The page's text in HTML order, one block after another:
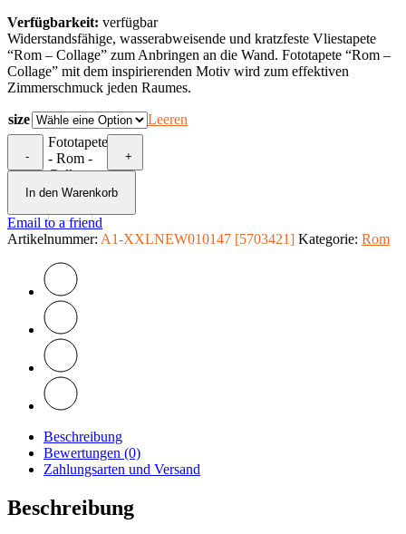
Verfügbarkeit: verfügbar
Widerstandsfähige, wasserabweisende und kratzfeste Vliestapete
“Rom – Collage” zum Anbringen an die Wand. Fototapete “Rom –
Collage” mit dem inspirierenden Motiv wird zum effektiven
Zimmerschmuck jeden Raumes.
size Leeren
-
Fototapete
- Rom -
Collage
Menge
+
In den Warenkorb
Email to a friend
Artikelnummer: A1-XXLNEW010147 [5703421] Kategorie: Rom
Beschreibung
Bewertungen (0)
Zahlungsarten und Versand
Beschreibung